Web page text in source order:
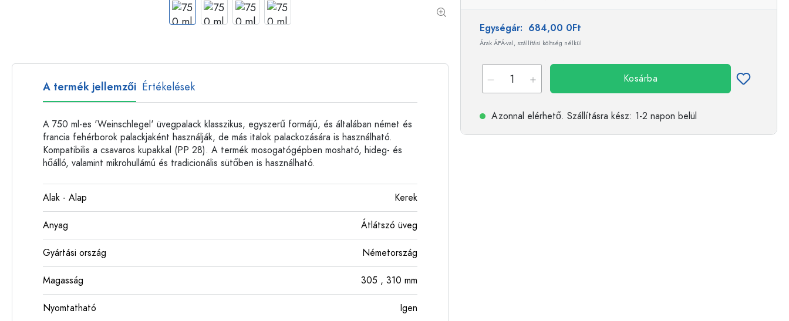
Műanyag palackok
Egységár: 684,00 0Ft
Árak ÁFÁ-val, szállítási költség nélkül
Kosárba
Azonnal elérhető. Szállításra kész: 1-2 napon belül
A termék jellemzői Értékelések
A 750 ml-es 'Weinschlegel' üvegpalack klasszikus, egyszerű formájú, és általában német és
francia fehérborok palackjaként használják, de más italok palackozására is használható.
Kompatibilis a csavaros kupakkal (PP 28). A termék mosogatógépben mosható, hideg- és
hőálló, valamint mikrohullámú és tradicionális sütőben is használható.
Alak - Alap Kerek
Anyag Átlátszó üveg
Gyártási ország Németország
Magasság 305 , 310 mm
Nyomtatható Igen